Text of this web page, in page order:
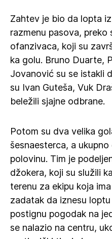
Zahtev je bio da lopta
razmenu pasova,
ofanzivaca, koji su
ka golu. Bruno Duarte,
Jovanović su se istakli
su Ivan Guteša, Vuk
beležili sjajne odbrane.
Potom su dva velika
šesnaesterca, a
polovinu. Tim je
džokera, koji su služili
terenu za ekipu koja
zadatak da iznesu
postignu pogodak na
se nalazio na centru,